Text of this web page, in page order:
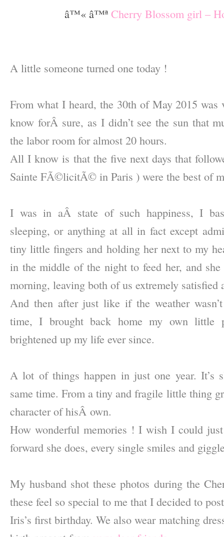
â™« â™ª Cherry Blossom girl –
A little someone turned one today !
From what I heard, the 30th of May 2015 was
know forÂ sure, as I didn’t see the sun that
the labor room for almost 20 hours.
All I know is that the five next days that
Sainte FÃ©licitÃ© in Paris ) were the best of
I was in aÂ state of such happiness, I
sleeping, or anything at all in fact except
tiny little fingers and holding her next to my
in the middle of the night to feed her, and
morning, leaving both of us extremely satisfied
And then after just like if the weather
time, I brought back home my own little
brightened up my life ever since.
A lot of things happen in just one year. It’s
same time. From a tiny and fragile little thing
character of hisÂ own.
How wonderful memories ! I wish I could
forward she does, every single smiles and
My husband shot these photos during the
these feel so special to me that I decided to
Iris’s first birthday. We also wear matching